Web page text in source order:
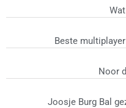
Beste
Noor
Joosje Burg Bal